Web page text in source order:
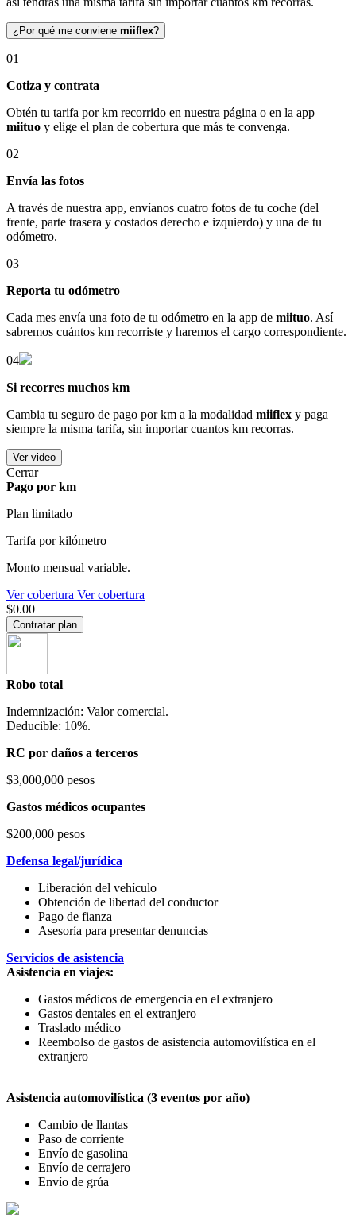
¿Por qué me conviene miiflex?
01
Cotiza y contrata
Obtén tu tarifa por km recorrido en nuestra página o en la app
miituo y elige el plan de cobertura que más te convenga.
02
Envía las fotos
A través de nuestra app, envíanos cuatro fotos de tu coche (del
frente, parte trasera y costados derecho e izquierdo) y una de tu
odómetro.
03
Reporta tu odómetro
Cada mes envía una foto de tu odómetro en la app de miituo. Así
sabremos cuántos km recorriste y haremos el cargo correspondiente.
04
Si recorres muchos km
Cambia tu seguro de pago por km a la modalidad miiflex y paga
siempre la misma tarifa, sin importar cuantos km recorras.
Ver video
Cerrar
Pago por km
Plan limitado
Tarifa por kilómetro
Monto mensual variable.
Ver cobertura Ver cobertura
$0.00
Contratar plan
Robo total
Indemnización: Valor comercial.
Deducible: 10%.
RC por daños a terceros
$3,000,000 pesos
Gastos médicos ocupantes
$200,000 pesos
Defensa legal/jurídica
Liberación del vehículo
Obtención de libertad del conductor
Pago de fianza
Asesoría para presentar denuncias
Servicios de asistencia
Asistencia en viajes:
Gastos médicos de emergencia en el extranjero
Gastos dentales en el extranjero
Traslado médico
Reembolso de gastos de asistencia automovilística en el
extranjero
Asistencia automovilística (3 eventos por año)
Cambio de llantas
Paso de corriente
Envío de gasolina
Envío de cerrajero
Envío de grúa